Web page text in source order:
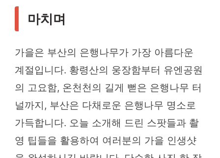
마치며
가을은 부산의 은행나무가 가장 아름다운
계절입니다. 황령산의 웅장함부터 유엔공원
의 고요함, 온천천의 길게 뻗은 은행나무 터
널까지, 부산은 다채로운 은행나무 명소로
가득합니다. 오늘 소개해 드린 스팟들과 촬
영 팁들을 활용하여 여러분의 가을 인생샷